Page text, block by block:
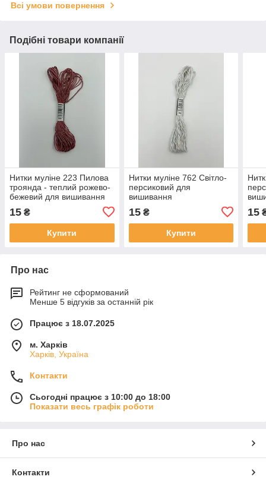
Всі умови повернення
Подібні товари компанії
Нитки муліне 223 Пилова
троянда - теплий рожево-
бежевий для вишивання
15 ₴
Купити
Нитки муліне 762 Світло-
персиковий для
вишивання
15₴
Купити
15
Про нас
Рейтинг не сформований
Менше 5 відгуків за останній рік
Працює з 18.07.2025
м. Харків
Харків, Україна
Контакти
Сьогодні працює з 10:00 до 18:00
Показати весь графік роботи
Про нас
Контакти